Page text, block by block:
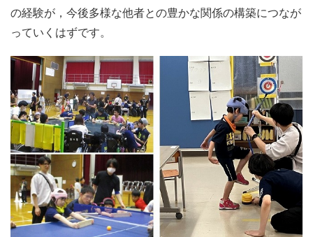
の経験が，今後多様な他者との豊かな関係の構築につなが
っていくはずです。